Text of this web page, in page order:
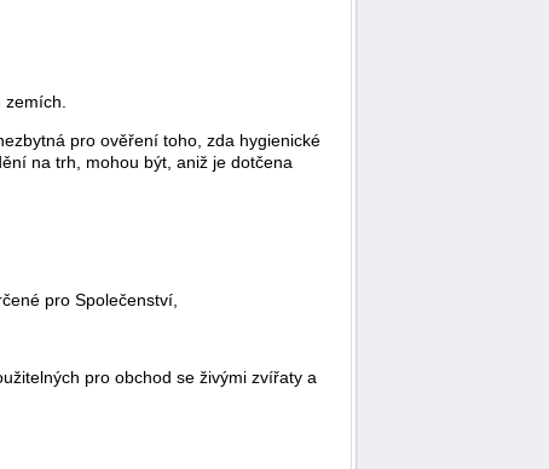
pro ověření toho, zda hygienické
na trh, mohou být, aniž je dotčena
pro Společenství,
pro obchod se živými zvířaty a